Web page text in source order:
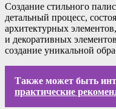
Создание стильного
детальный процесс,
архитектурных
и декоративных
создание уникальной
Также может быть
практические